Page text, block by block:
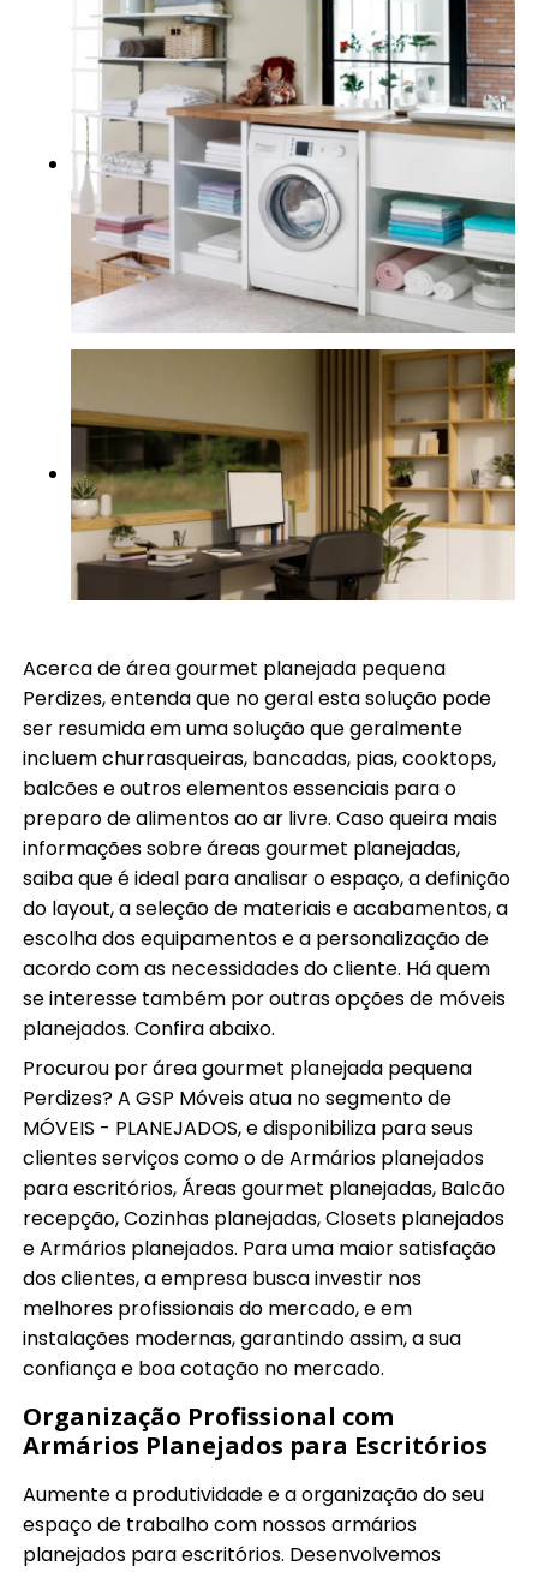
Acerca de área gourmet planejada pequena
Perdizes, entenda que no geral esta solução pode
ser resumida em uma solução que geralmente
incluem churrasqueiras, bancadas, pias, cooktops,
balcões e outros elementos essenciais para o
preparo de alimentos ao ar livre. Caso queira mais
informações sobre áreas gourmet planejadas,
saiba que é ideal para analisar o espaço, a definição
do layout, a seleção de materiais e acabamentos, a
escolha dos equipamentos e a personalização de
acordo com as necessidades do cliente. Há quem
se interesse também por outras opções de móveis
planejados. Confira abaixo.
Procurou por área gourmet planejada pequena
Perdizes? A GSP Móveis atua no segmento de
MÓVEIS - PLANEJADOS, e disponibiliza para seus
clientes serviços como o de Armários planejados
para escritórios, Áreas gourmet planejadas, Balcão
recepção, Cozinhas planejadas, Closets planejados
e Armários planejados. Para uma maior satisfação
dos clientes, a empresa busca investir nos
melhores profissionais do mercado, e em
instalações modernas, garantindo assim, a sua
confiança e boa cotação no mercado.
Organização Profissional com
Armários Planejados para Escritórios
Aumente a produtividade e a organização do seu
espaço de trabalho com nossos armários
planejados para escritórios. Desenvolvemos